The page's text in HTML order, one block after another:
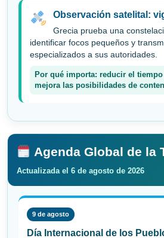
Observación satelital:
Grecia prueba una
identificar focos pequeños y
especializados a sus autoridades.
Por qué importa: reducir el
mejora las posibilidades de
Agenda Global de la
Actualizada el 6 de agosto de 2026
9 de agosto
Día Internacional de los